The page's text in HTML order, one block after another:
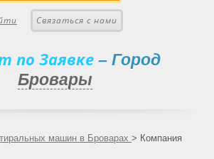
Связаться с нами
по Заявке – Город
Бровары
машин в Броварах > Компания